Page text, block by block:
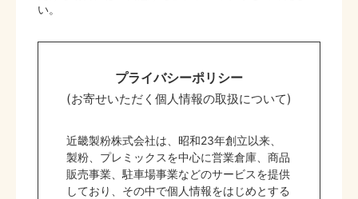
い。
プライバシーポリシー
(お寄せいただく個人情報の取扱について)
近畿製粉株式会社は、昭和23年創立以来、
製粉、プレミックスを中心に営業倉庫、商品
販売事業、駐車場事業などのサービスを提供
しており、その中で個人情報をはじめとする